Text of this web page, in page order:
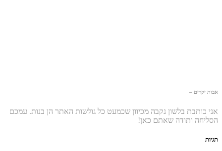
אבות יקרים –
אני כותבת בלשון נקבה מכיוון שכמעט כל גולשות האתר הן בנות. עמכם
הסליחה ותודה שאתם כאן!
תגיות